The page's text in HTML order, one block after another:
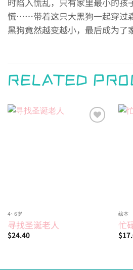
慌……带着这只大黑狗一起穿
黑狗竟然越变越小，最后成为了
RELATED
4~6岁
寻找圣诞老人
$24.40
绘本
忙
$